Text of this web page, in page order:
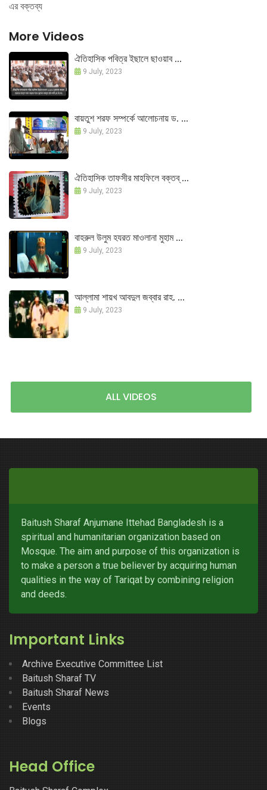
এর বক্তব্য
More Videos
ঐতিহাসিক পবিত্র ইছালে ছাওয়াব ...
9 July, 2023
বায়তুশ শরফ সম্পর্কে আলোচনায় ড. ...
9 July, 2023
ঐতিহাসিক তাফসীর মাহফিলে বক্তব্ ...
9 July, 2023
বাহরুল উলুম হযরত মাওলানা মুহাম ...
9 July, 2023
আল্লামা শায়খ আবদুল জব্বার রাহ. ...
9 July, 2023
ALL VIDEOS
Baitush Sharaf Anjumane Ittehad Bangladesh is a
spiritual and humanitarian organization based on
Mosque. The aim and purpose of this organization is
to make a person a true believer by acquiring human
qualities in the way of Tariqat by combining religion
and deeds.
Important Links
Archive Executive Committee List
Baitush Sharaf TV
Baitush Sharaf News
Events
Blogs
Head Office